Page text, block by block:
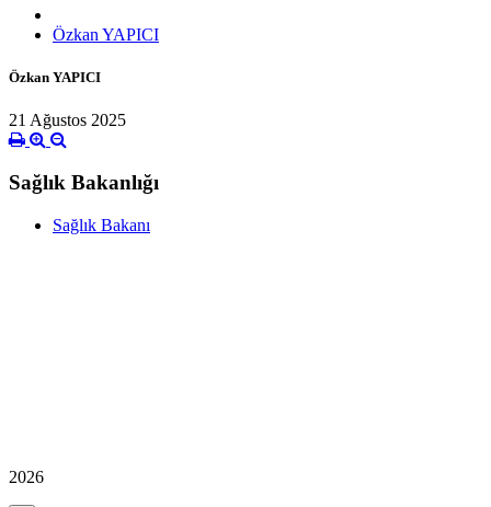
Özkan YAPICI
Özkan YAPICI
21 Ağustos 2025
Sağlık Bakanlığı
Sağlık Bakanı
2026